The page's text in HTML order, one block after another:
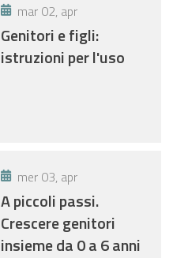
mar 02, apr
Genitori e figli:
istruzioni per l'uso
mer 03, apr
A piccoli passi.
Crescere genitori
insieme da 0 a 6 anni